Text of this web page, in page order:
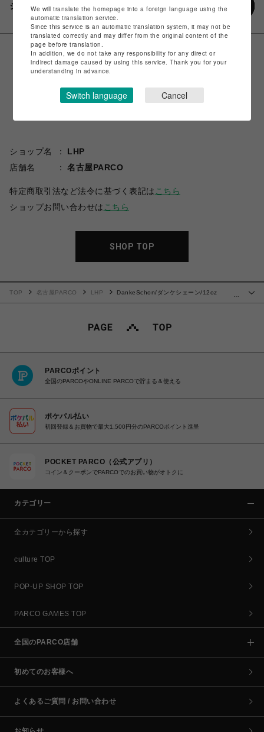
シェアする
ショップ名
LHP
店舗名
名古屋PARCO
特定商取引法など法令に基づく表記は こちら
ショップお問い合わせは こちら
SHOP TOP
…
TOP 名古屋PARCO LHP
DankeSchon/ダンケシェーン/12oz
PARCOポイント
全国のPARCOやONLINE PARCOで貯まる＆使える
ポケパル払い
初回登録＆お買物で最大1,500円分のPARCOポイント進呈
POCKET PARCO（公式アプリ）
コイン＆クーポンでPARCOでのお買い物がオトクに
カテゴリー
全カテゴリーから探す
culture TOP
POP-UP SHOP TOP
PARCO GAMES TOP
全国のPARCO店舗
初めてのお客様へ
よくあるご質問 / お問い合わせ
We will translate the homepage into a foreign language using the
automatic translation service.
Since this service is an automatic translation system, it may not be
translated correctly and may differ from the original content of the
page before translation.
In addition, we do not take any responsibility for any direct or
indirect damage caused by using this service. Thank you for your
understanding in advance.
Switch language Cancel